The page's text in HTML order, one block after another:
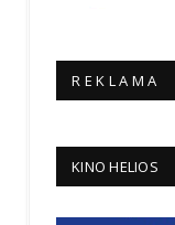
R E K L A M A
KINO HELIOS